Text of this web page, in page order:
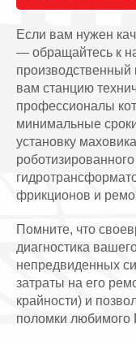
Если вам нужен
— обращайтесь к
производственный
вам станцию
профессионалы
минимальные
установку
фрикционов и
Помните, что
диагностика
непредвиденных
затраты на его
крайности) и
поломки любимого